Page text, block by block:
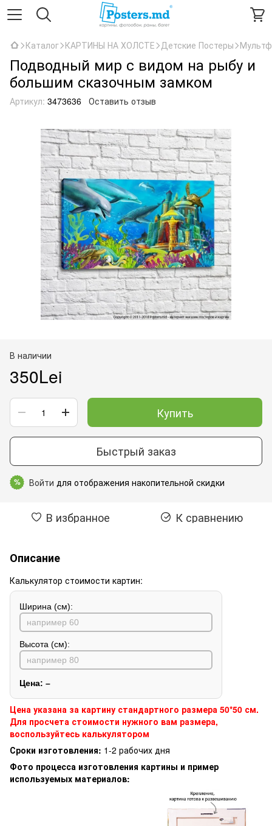
Каталог КАРТИНЫ НА ХОЛСТЕ Детские Постеры
Подводный мир с видом на рыбу и
большим сказочным замком
Артикул: 3473636 Оставить отзыв
В наличии
350Lei
Купить
Быстрый заказ
% Войти для отображения накопительной скидки
В избранное К сравнению
Описание
Калькулятор стоимости картин:
Ширина (см):
Высота (см):
Цена: –
Цена указана за картину стандартного размера 50*50 см.
Для просчета стоимости нужного вам размера,
воспользуйтесь калькулятором
Сроки изготовления: 1-2 рабочих дня
Фото процесса изготовления картины и пример
используемых материалов: